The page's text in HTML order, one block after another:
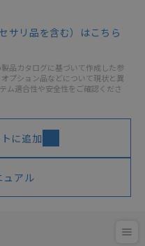
サリ品を含む）はこちら
品カタログに基づいて作成した参
プション品などについて現状と異
ム適合性や安全性をご確認くださ
に追加
ュアル